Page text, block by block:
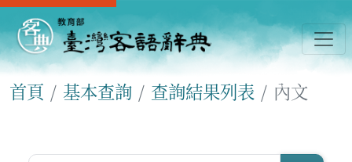
首頁 基本查詢 查詢結果列表 內文